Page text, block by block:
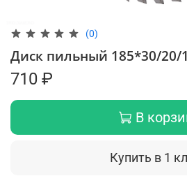
(0)
Диск пильный 185*30/20/
710 ₽
В
Купить в 1